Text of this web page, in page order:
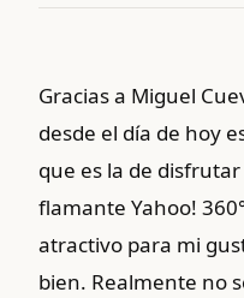
/ Blog
Gracias a Miguel
desde el dí­a de hoy
que es la de
flamante Yahoo!
atractivo para mi
bien. Realmente no